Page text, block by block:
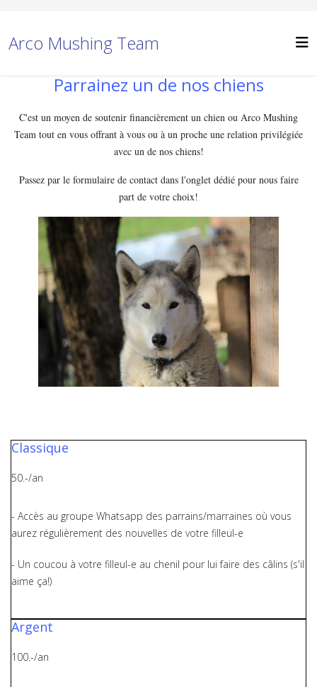
Arco Mushing Team
Parrainez un de nos chiens
C'est un moyen de soutenir financièrement un chien ou Arco Mushing
Team tout en vous offrant à vous ou à un proche une relation privilégiée
avec un de nos chiens!
Passez par le formulaire de contact dans l'onglet dédié pour nous faire
part de votre choix!
Classique
50.-/an
- Accès au groupe Whatsapp des parrains/marraines où vous
aurez régulièrement des nouvelles de votre filleul-e
- Un coucou à votre filleul-e au chenil pour lui faire des câlins (s'il
aime ça!)
Argent
100.-/an